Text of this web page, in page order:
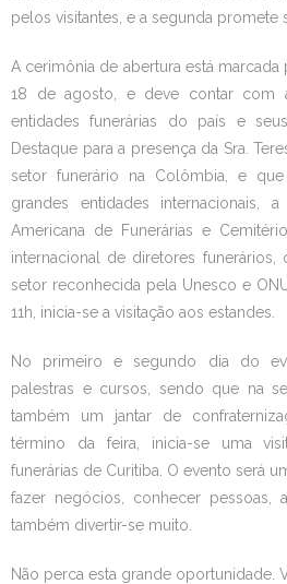
pelos visitantes, e a segunda promete
A cerimônia de abertura está
18 de agosto, e deve contar com
entidades funerárias do país e
Destaque para a presença da Sra.
setor funerário na Colômbia, e
grandes entidades internacionais,
Americana de Funerárias e
internacional de diretores
setor reconhecida pela Unesco e
11h, inicia-se a visitação aos estandes.
No primeiro e segundo dia do
palestras e cursos, sendo que na
também um jantar de
término da feira, inicia-se uma
funerárias de Curitiba. O evento será
fazer negócios, conhecer pessoas,
também divertir-se muito.
Não perca esta grande oportunidade.